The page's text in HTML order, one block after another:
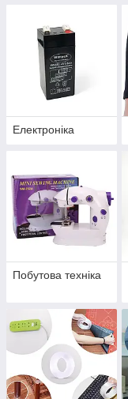
Електроніка
Побутова техніка